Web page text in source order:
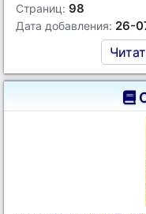
Страниц: 98
Дата добавления: 26-